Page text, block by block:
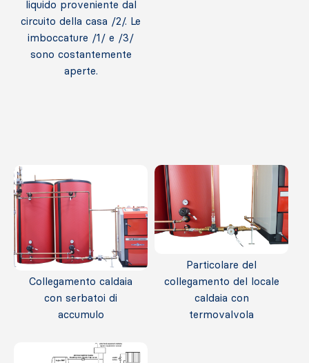
liquido proveniente dal
circuito della casa /2/. Le
imboccature /1/ e /3/
sono costantemente
aperte.
Collegamento caldaia
con serbatoi di
accumulo
Particolare del
collegamento del locale
caldaia con
termovalvola